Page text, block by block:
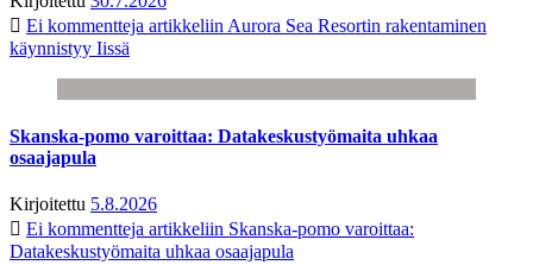
Ei kommentteja artikkeliin Aurora Sea Resortin rakentaminen
käynnistyy Iissä
Skanska-pomo varoittaa: Datakeskustyömaita uhkaa
osaajapula
Kirjoitettu 5.8.2026
Ei kommentteja artikkeliin Skanska-pomo varoittaa:
Datakeskustyömaita uhkaa osaajapula